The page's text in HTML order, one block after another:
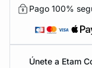
Pago 100%
Únete a Etam